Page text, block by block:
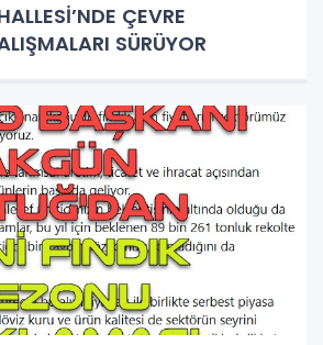
ÇEVRE
SÜRÜYOR